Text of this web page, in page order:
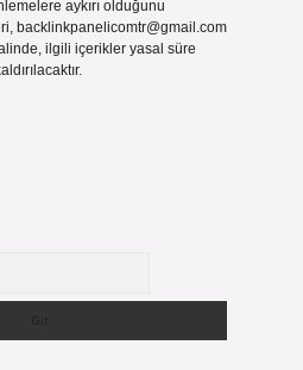
aykırı olduğunu
backlinkpanelicomtr@gmail.com
ilgili içerikler yasal süre